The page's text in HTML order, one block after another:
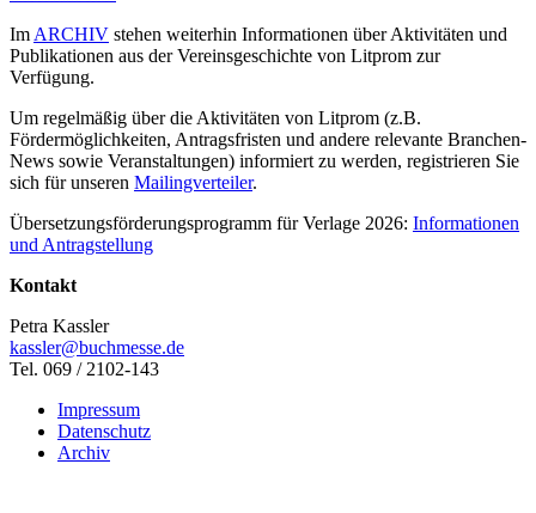
Im ARCHIV stehen weiterhin Informationen über Aktivitäten und
Publikationen aus der Vereinsgeschichte von Litprom zur
Verfügung.
Um regelmäßig über die Aktivitäten von Litprom (z.B.
Fördermöglichkeiten, Antragsfristen und andere relevante Branchen-
News sowie Veranstaltungen) informiert zu werden, registrieren Sie
sich für unseren Mailingverteiler.
Übersetzungsförderungsprogramm für Verlage 2026: Informationen
und Antragstellung
Kontakt
Petra Kassler
kassler@buchmesse.de
Tel. 069 / 2102-143
Impressum
Datenschutz
Archiv